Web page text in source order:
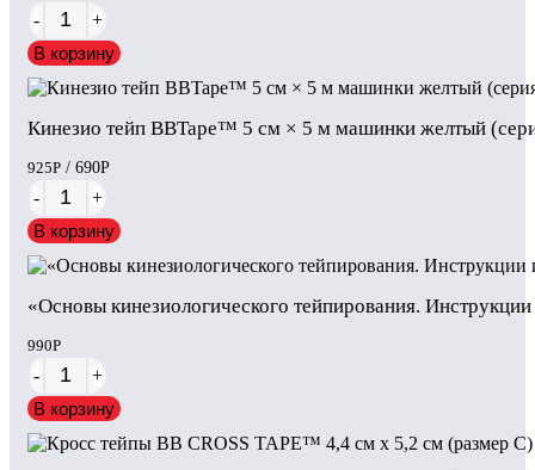
-
+
В корзину
Кинезио тейп BBTape™ 5 см × 5 м машинки желтый
925Р / 690Р
-
+
В корзину
«Основы кинезиологического тейпирования.
990Р
-
+
В корзину